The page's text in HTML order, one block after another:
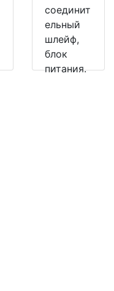
соединит
ельный
шлейф,
блок
питания.